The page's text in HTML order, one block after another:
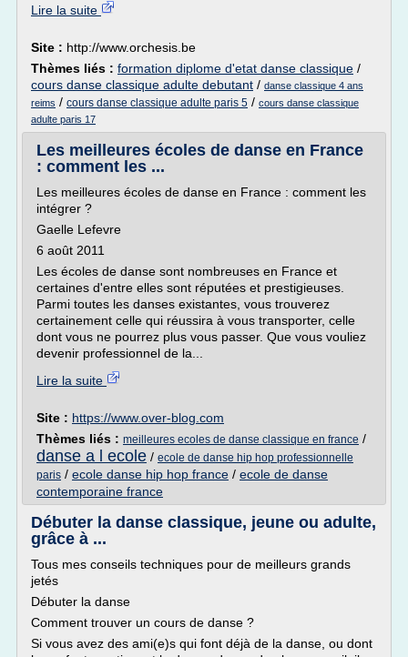
Lire la suite
Site : http://www.orchesis.be
Thèmes liés : formation diplome d'etat danse classique /
cours danse classique adulte debutant / danse classique 4 ans
reims / cours danse classique adulte paris 5 / cours danse classique
adulte paris 17
Les meilleures écoles de danse en France
: comment les ...
Les meilleures écoles de danse en France : comment les
intégrer ?
Gaelle Lefevre
6 août 2011
Les écoles de danse sont nombreuses en France et
certaines d'entre elles sont réputées et prestigieuses.
Parmi toutes les danses existantes, vous trouverez
certainement celle qui réussira à vous transporter, celle
dont vous ne pourrez plus vous passer. Que vous vouliez
devenir professionnel de la...
Lire la suite
Site : https://www.over-blog.com
Thèmes liés : meilleures ecoles de danse classique en france /
danse a l ecole / ecole de danse hip hop professionnelle
paris / ecole danse hip hop france / ecole de danse
contemporaine france
Débuter la danse classique, jeune ou adulte,
grâce à ...
Tous mes conseils techniques pour de meilleurs grands
jetés
Débuter la danse
Comment trouver un cours de danse ?
Si vous avez des ami(e)s qui font déjà de la danse, ou dont